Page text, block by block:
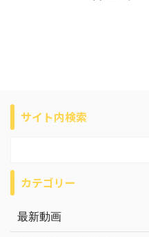
サイト内検索
カテゴリー
最新動画